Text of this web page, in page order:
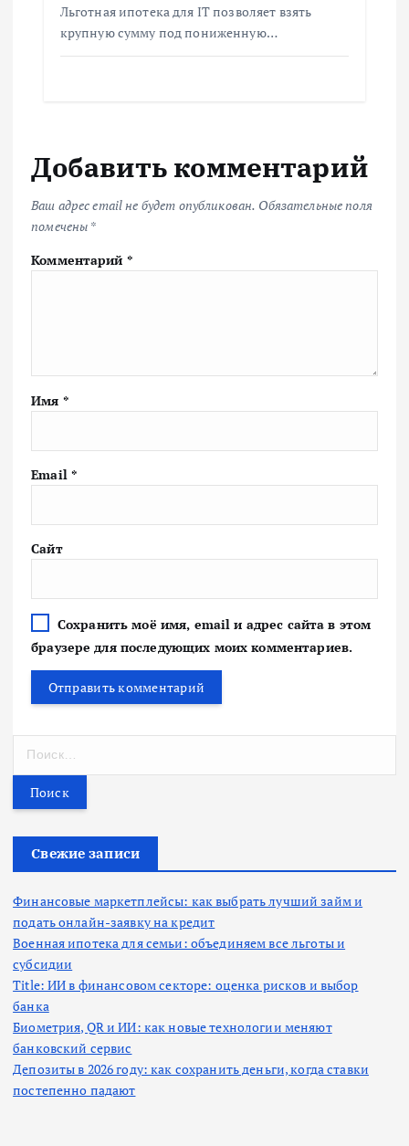
Льготная ипотека для IT позволяет взять
крупную сумму под пониженную…
Добавить комментарий
Ваш адрес email не будет опубликован. Обязательные поля
помечены *
Комментарий *
Имя *
Email *
Сайт
Сохранить моё имя, email и адрес сайта в этом
браузере для последующих моих комментариев.
т
Свежие записи
Финансовые маркетплейсы: как выбрать лучший займ и
подать онлайн-заявку на кредит
Военная ипотека для семьи: объединяем все льготы и
субсидии
Title: ИИ в финансовом секторе: оценка рисков и выбор
банка
Биометрия, QR и ИИ: как новые технологии меняют
банковский сервис
Депозиты в 2026 году: как сохранить деньги, когда ставки
постепенно падают